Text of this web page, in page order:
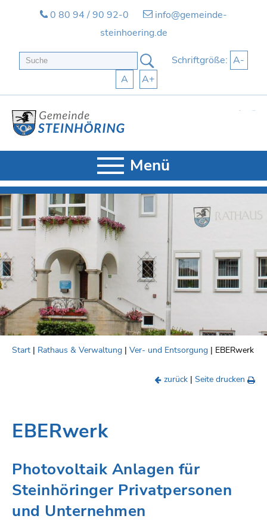
0 80 94 / 90 92-0
info@gemeinde-
steinhoering.de
Schriftgröße: A-
A
A+
Menü
Start | Rathaus & Verwaltung | Ver- und Entsorgung | EBERwerk
zurück | Seite drucken
EBERwerk
Photovoltaik Anlagen für
Steinhöringer Privatpersonen
und Unternehmen